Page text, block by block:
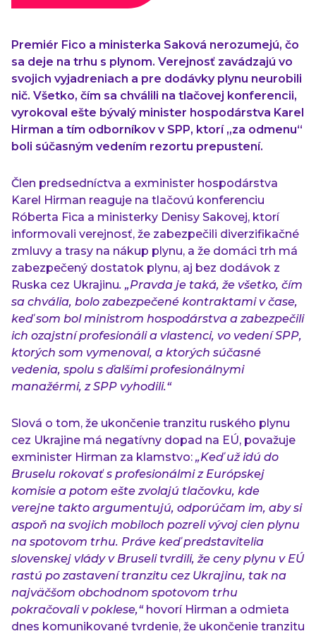
Premiér Fico a ministerka Saková nerozumejú, čo
sa deje na trhu s plynom. Verejnosť zavádzajú vo
svojich vyjadreniach a pre dodávky plynu neurobili
nič. Všetko, čím sa chválili na tlačovej konferencii,
vyrokoval ešte bývalý minister hospodárstva Karel
Hirman a tím odborníkov v SPP, ktorí „za odmenu“
boli súčasným vedením rezortu prepustení.
Člen predsedníctva a exminister hospodárstva
Karel Hirman reaguje na tlačovú konferenciu
Róberta Fica a ministerky Denisy Sakovej, ktorí
informovali verejnosť, že zabezpečili diverzifikačné
zmluvy a trasy na nákup plynu, a že domáci trh má
zabezpečený dostatok plynu, aj bez dodávok z
Ruska cez Ukrajinu. „Pravda je taká, že všetko, čím
sa chvália, bolo zabezpečené kontraktami v čase,
keď som bol ministrom hospodárstva a zabezpečili
ich ozajstní profesionáli a vlastenci, vo vedení SPP,
ktorých som vymenoval, a ktorých súčasné
vedenia, spolu s ďalšími profesionálnymi
manažérmi, z SPP vyhodili.“
Slová o tom, že ukončenie tranzitu ruského plynu
cez Ukrajine má negatívny dopad na EÚ, považuje
exminister Hirman za klamstvo: „Keď už idú do
Bruselu rokovať s profesionálmi z Európskej
komisie a potom ešte zvolajú tlačovku, kde
verejne takto argumentujú, odporúčam im, aby si
aspoň na svojich mobiloch pozreli vývoj cien plynu
na spotovom trhu. Práve keď predstavitelia
slovenskej vlády v Bruseli tvrdili, že ceny plynu v EÚ
rastú po zastavení tranzitu cez Ukrajinu, tak na
najväčšom obchodnom spotovom trhu
pokračovali v poklese,“hovorí Hirman a odmieta
dnes komunikované tvrdenie, že ukončenie tranzitu